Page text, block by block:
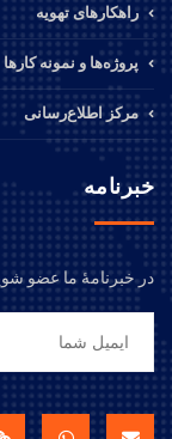
راهکارهای تهویه
پروژه‌ها و نمونه کارها
مرکز اطلاع‌رسانی
خبرنامه
در خبرنامهٔ ما عضو